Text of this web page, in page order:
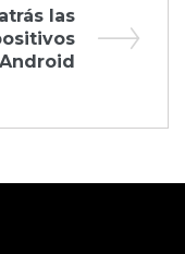
las
Android